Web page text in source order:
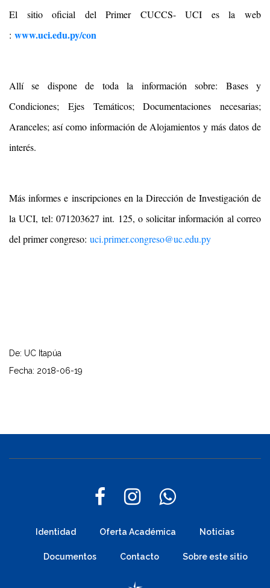
El sitio oficial del Primer CUCCS- UCI es la web
: www.uci.edu.py/con
Allí se dispone de toda la información sobre: Bases y
Condiciones; Ejes Temáticos; Documentaciones necesarias;
Aranceles; así como información de Alojamientos y más datos de
interés.
Más informes e inscripciones en la Dirección de Investigación de
la UCI, tel: 071203627 int. 125, o solicitar información al correo
del primer congreso: uci.primer.congreso@uc.edu.py
De: UC Itapúa
Fecha: 2018-06-19
Identidad Oferta Académica Noticias
Documentos Contacto Sobre este sitio